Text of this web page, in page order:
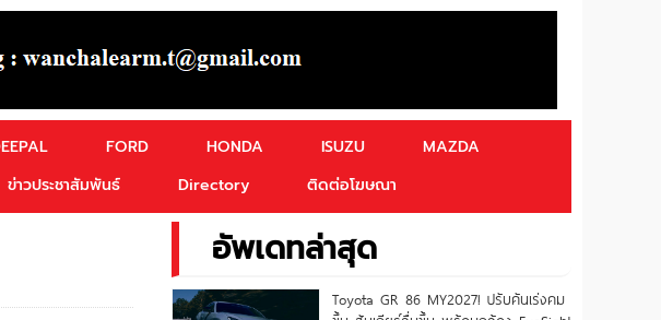
FORD HONDA ISUZU
MAZDA
ข่าวประชาสัมพันธ์ Directory ติดต่อโฆษณา
อัพเดทล่าสุด
Toyota GR 86 MY2027! ปรับคันเร่งคม